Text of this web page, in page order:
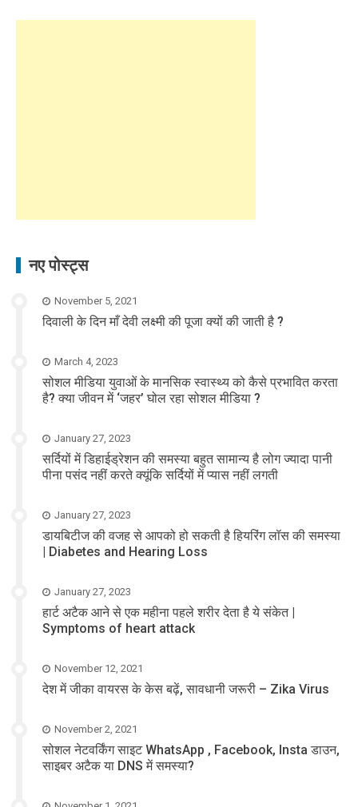
नए पोस्ट्स
November 5, 2021
दिवाली के दिन माँ देवी लक्ष्मी की पूजा क्यों की जाती है ?
March 4, 2023
सोशल मीडिया युवाओं के मानसिक स्वास्थ्य को कैसे प्रभावित करता
है? क्या जीवन में ‘जहर’ घोल रहा सोशल मीडिया ?
January 27, 2023
सर्दियों में डिहाईड्रेशन की समस्या बहुत सामान्य है लोग ज्यादा पानी
पीना पसंद नहीं करते क्यूंकि सर्दियों में प्यास नहीं लगती
January 27, 2023
डायबिटीज की वजह से आपको हो सकती है हियरिंग लॉस की समस्या
| Diabetes and Hearing Loss
January 27, 2023
हार्ट अटैक आने से एक महीना पहले शरीर देता है ये संकेत |
Symptoms of heart attack
November 12, 2021
देश में जीका वायरस के केस बढ़ें, सावधानी जरूरी – Zika Virus
November 2, 2021
सोशल नेटवर्किंग साइट WhatsApp , Facebook, Insta डाउन,
साइबर अटैक या DNS में समस्या?